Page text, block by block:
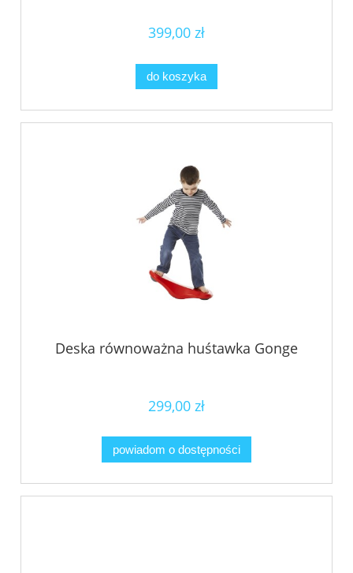
399,00 zł
do koszyka
Deska równoważna huśtawka Gonge
299,00 zł
powiadom o dostępności